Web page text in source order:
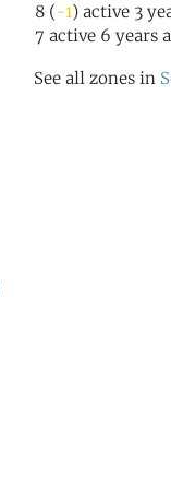
8 (-1) active 3
7 active 6 years
See all zones in